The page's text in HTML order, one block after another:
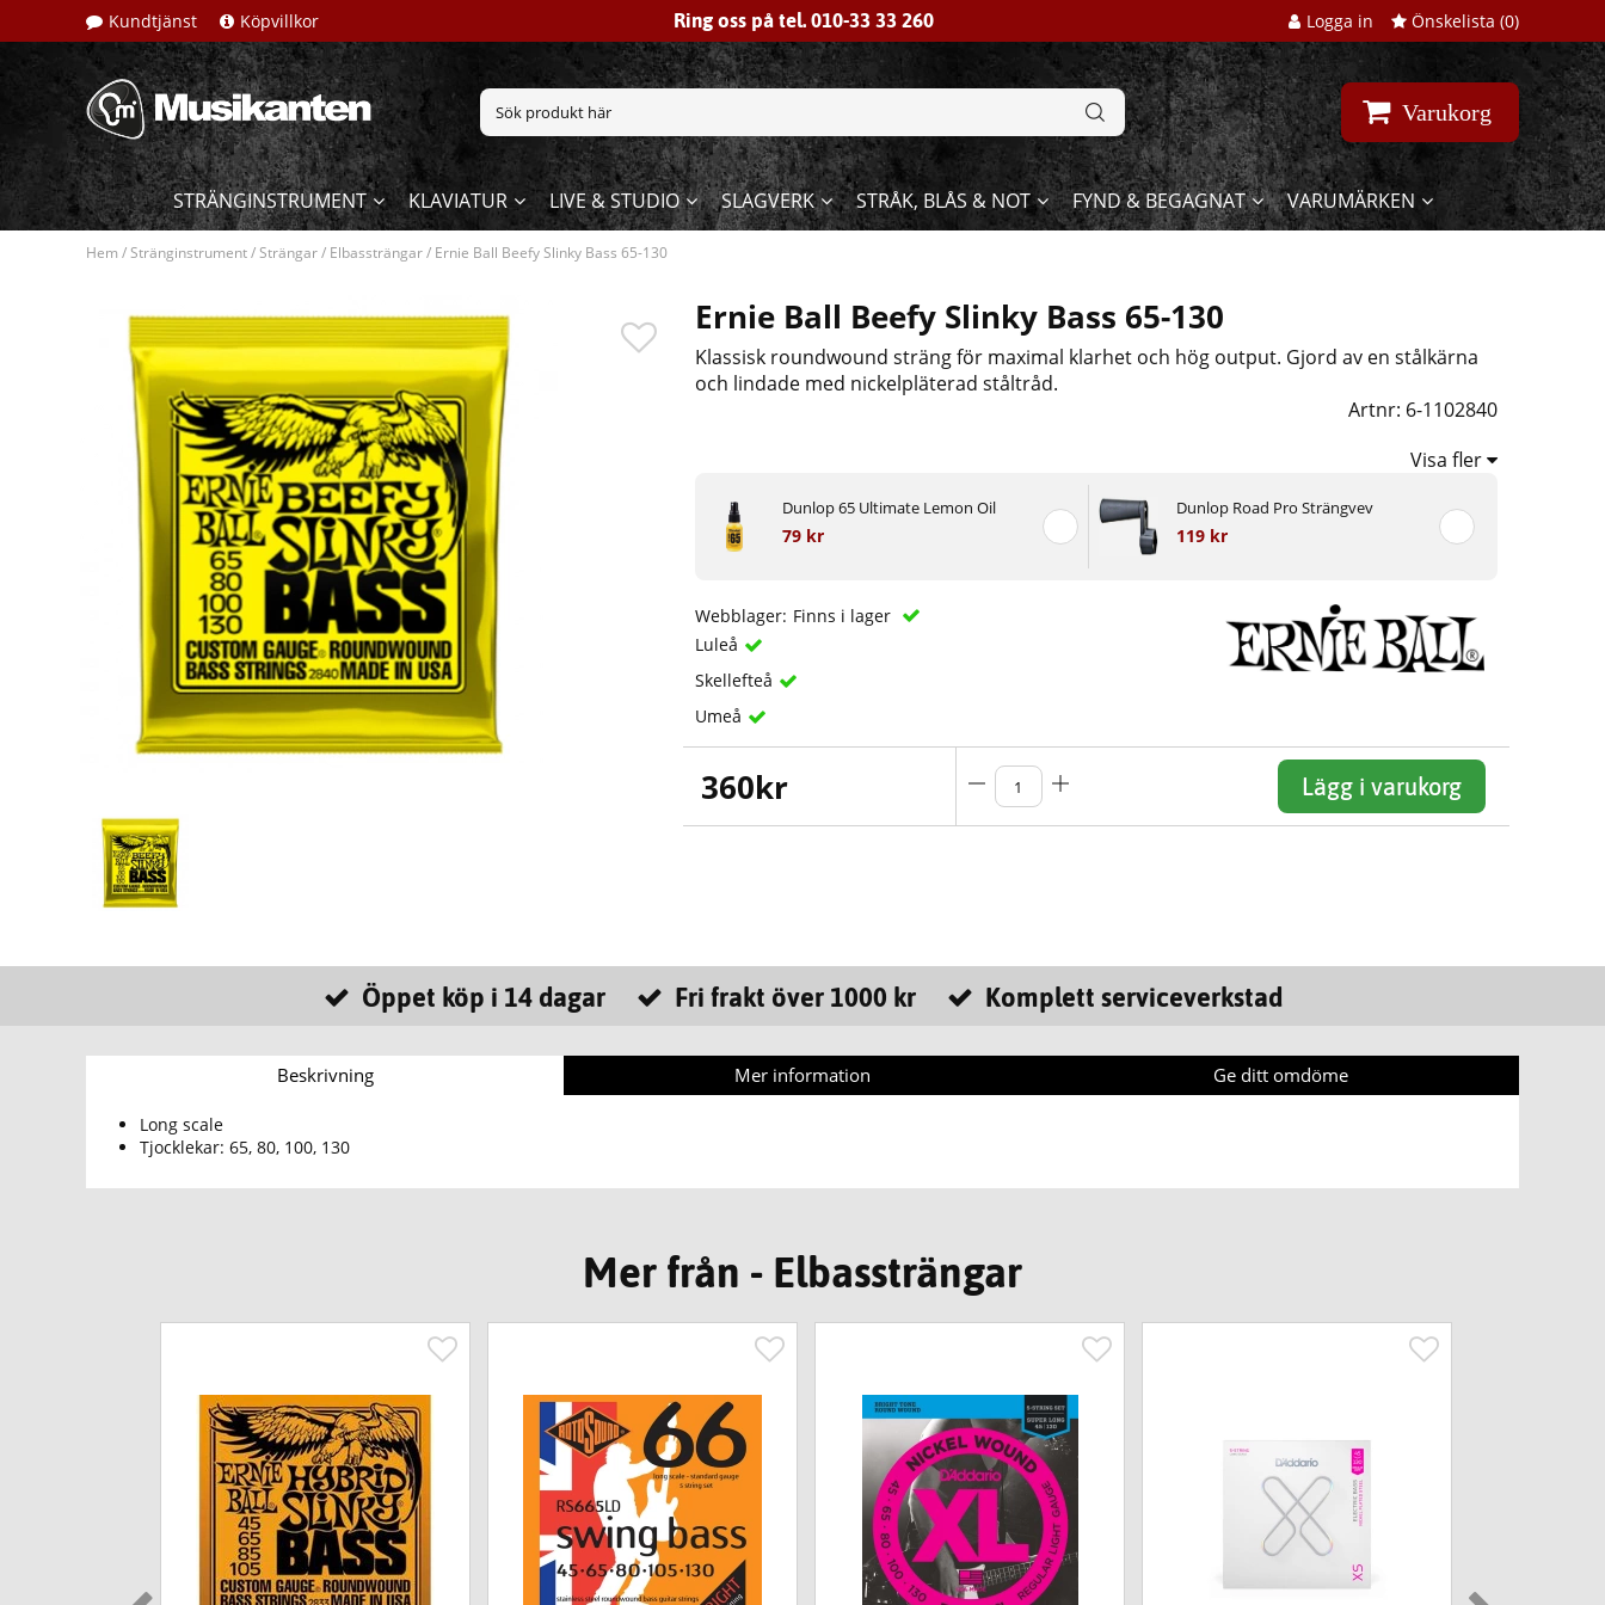
Kundtjänst Köpvillkor Ring oss på tel. 010-33 33 260 Logga in Önskelista (0)
Varukorg
STRÄNGINSTRUMENT KLAVIATUR LIVE & STUDIO SLAGVERK STRÅK, BLÅS & NOT FYND & BEGAGNAT VARUMÄRKEN
Hem /Stränginstrument/Strängar/ Elbassträngar/ Ernie Ball Beefy Slinky Bass 65-130
Ernie Ball Beefy Slinky Bass 65-130
Klassisk roundwound sträng för maximal klarhet och hög output. Gjord av en stålkärna
och lindade med nickelpläterad ståltråd.
Artnr: 6-1102840
Visa fler
Dunlop 65 Ultimate Lemon Oil
79 kr
Dunlop Road Pro Strängvev
119 kr
Webblager: Finns i lager
Luleå
Skellefteå
Umeå
360kr Lägg i varukorg
Öppet köp i 14 dagar Fri frakt över 1000 kr Komplett serviceverkstad
Beskrivning Mer information Ge ditt omdöme
Long scale
Tjocklekar: 65, 80, 100, 130
Mer från - Elbassträngar